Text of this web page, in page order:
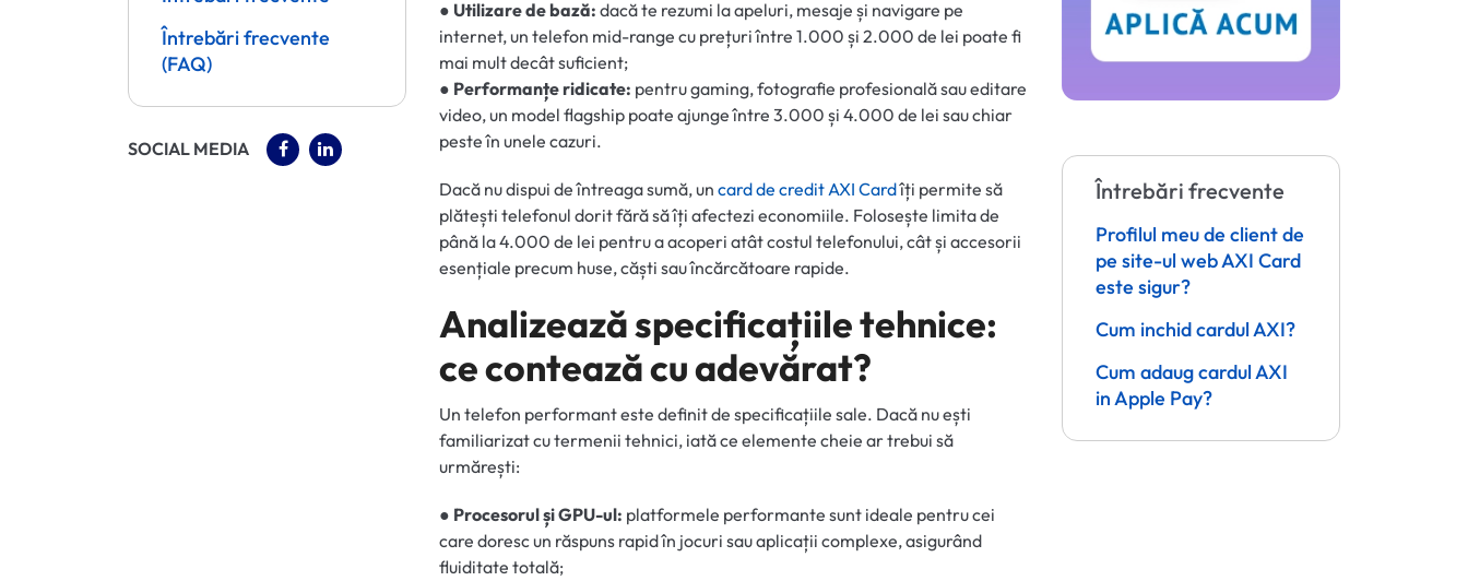
Întrebări frecvente
(FAQ)
SOCIAL MEDIA (OPENS IN A NEW TAB)
(OPENS IN A NEW TAB)
● Utilizare de bază:dacă te rezumi la apeluri, mesaje și navigare pe
internet, un telefon mid-range cu prețuri între 1.000 și 2.000 de lei poate fi
mai mult decât suficient;
● Performanțe ridicate: pentru gaming, fotografie profesională sau editare
video, un model flagship poate ajunge între 3.000 și 4.000 de lei sau chiar
peste în unele cazuri.
Dacă nu dispui de întreaga sumă, uncard de credit AXI Cardîți permite să
plătești telefonul dorit fără să îți afectezi economiile. Folosește limita de
până la 4.000 de lei pentru a acoperi atât costul telefonului, cât și accesorii
esențiale precum huse, căști sau încărcătoare rapide.
Analizează specificațiile tehnice:
ce contează cu adevărat?
Un telefon performant este definit de specificațiile sale. Dacă nu ești
familiarizat cu termenii tehnici, iată ce elemente cheie ar trebui să
urmărești:
● Procesorul și GPU-ul: platformele performante sunt ideale pentru cei
care doresc un răspuns rapid în jocuri sau aplicații complexe, asigurând
fluiditate totală;
Întrebări frecvente
Profilul meu de client de
pe site-ul web AXI Card
este sigur?
Cum inchid cardul AXI?
Cum adaug cardul AXI
in Apple Pay?